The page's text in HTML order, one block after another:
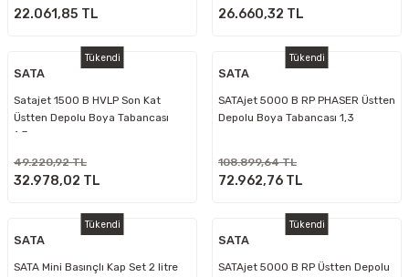
22.061,85 TL 26.660,32 TL
Tükendi
SATA
Satajet 1500 B HVLP Son Kat
Üstten Depolu Boya Tabancası
1.3mm
49.220,92 TL
32.978,02 TL
Tükendi
SATA
SATAjet 5000 B RP PHASER Üstten
Depolu Boya Tabancası 1,3
108.899,64 TL
72.962,76 TL
Tükendi
SATA
SATA Mini Basınçlı Kap Set 2 litre
Tükendi
SATA
SATAjet 5000 B RP Üstten Depolu